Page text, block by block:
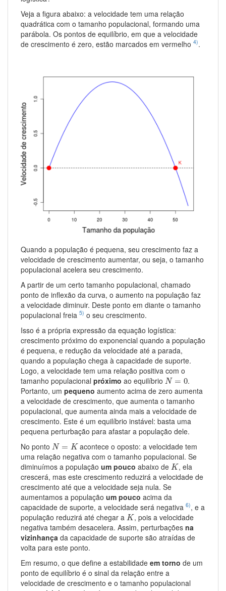
Veja a figura abaixo: a velocidade tem uma relação
quadrática com o tamanho populacional, formando uma
parábola. Os pontos de equilíbrio, em que a velocidade
de crescimento é zero, estão marcados em vermelho 4).
Quando a população é pequena, seu crescimento faz a
velocidade de crescimento aumentar, ou seja, o tamanho
populacional acelera seu crescimento.
A partir de um certo tamanho populacional, chamado
ponto de inflexão da curva, o aumento na população faz
a velocidade diminuir. Deste ponto em diante o tamanho
populacional freia 5) o seu crescimento.
Isso é a própria expressão da equação logística:
crescimento próximo do exponencial quando a população
é pequena, e redução da velocidade até a parada,
quando a população chega à capacidade de suporte.
Logo, a velocidade tem uma relação positiva com o
tamanho populacional próximo ao equilíbrio N = 0
N=0
.
Portanto, um pequeno aumento acima de zero aumenta
a velocidade de crescimento, que aumenta o tamanho
populacional, que aumenta ainda mais a velocidade de
crescimento. Este é um equilíbrio instável: basta uma
pequena perturbação para afastar a população dele.
No ponto N = K
N=
acontece o oposto: a velocidade tem
uma relação negativa com o tamanho populacional. Se
diminuímos a população um pouco abaixo de K
K, ela
crescerá, mas este crescimento reduzirá a velocidade de
crescimento até que a velocidade seja nula. Se
aumentamos a população um pouco acima da
capacidade de suporte, a velocidade será negativa 6), e a
população reduzirá até chegar a K
K, pois a velocidade
negativa também desacelera. Assim, perturbações na
vizinhança da capacidade de suporte são atraídas de
volta para este ponto.
Em resumo, o que define a estabilidade em torno de um
ponto de equilíbrio é o sinal da relação entre a
velocidade de crescimento e o tamanho populacional